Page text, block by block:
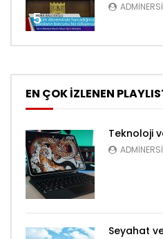
5
EN ÇOK İZLENEN
Teknoloji
Seyahat